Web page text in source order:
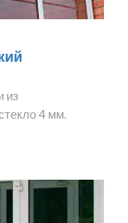
из
4 мм.